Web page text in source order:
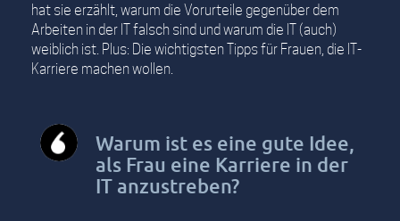
hat sie erzählt, warum die Vorurteile gegenüber dem
Arbeiten in der IT falsch sind und warum die IT (auch)
weiblich ist. Plus: Die wichtigsten Tipps für Frauen, die IT-
Karriere machen wollen.
Warum ist es eine gute Idee,
als Frau eine Karriere in der
IT anzustreben?